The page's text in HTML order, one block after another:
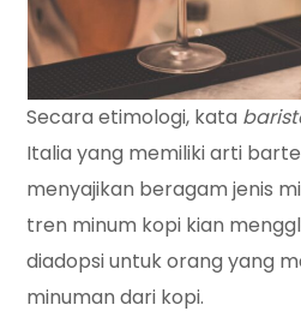
Secara etimologi, kata
Italia yang memiliki arti
menyajikan beragam jenis
tren minum kopi kian
diadopsi untuk orang yang
minuman dari kopi.